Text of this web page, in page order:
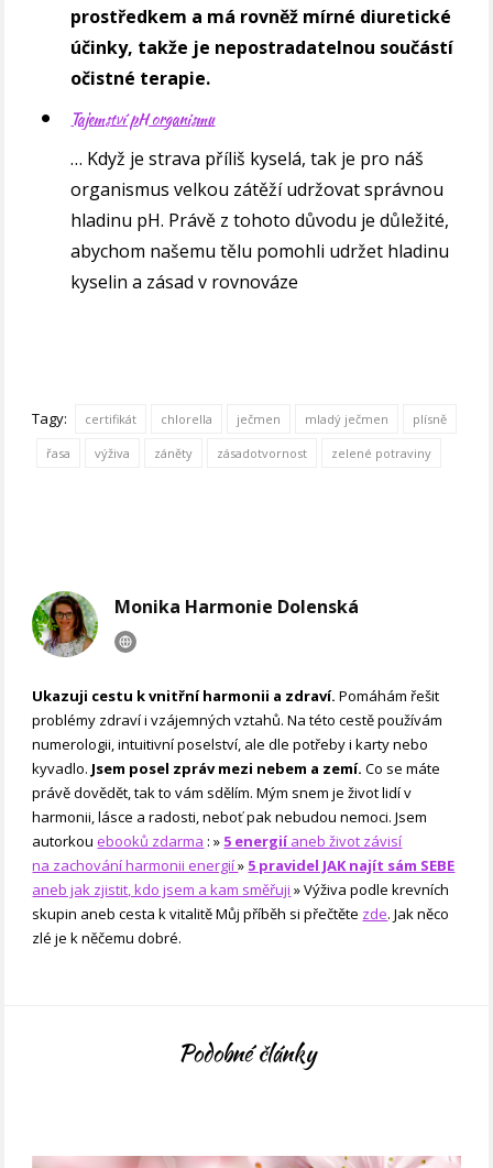
prostředkem a má rovněž mírné diuretické
účinky, takže je nepostradatelnou součástí
očistné terapie.
Tajemství pH organismu
… Když je strava příliš kyselá, tak je pro náš
organismus velkou zátěží udržovat správnou
hladinu pH. Právě z tohoto důvodu je důležité,
abychom našemu tělu pomohli udržet hladinu
kyselin a zásad v rovnováze
Tagy: certifikát chlorella ječmen mladý ječmen plísně
řasa výživa záněty zásadotvornost zelené potraviny
Monika Harmonie Dolenská
Ukazuji cestu k vnitřní harmonii a zdraví. Pomáhám řešit
problémy zdraví i vzájemných vztahů. Na této cestě používám
numerologii, intuitivní poselství, ale dle potřeby i karty nebo
kyvadlo. Jsem posel zpráv mezi nebem a zemí. Co se máte
právě dovědět, tak to vám sdělím. Mým snem je život lidí v
harmonii, lásce a radosti, neboť pak nebudou nemoci. Jsem
autorkouebooků zdarma : » 5 energiíaneb život závisí
na zachování harmonii energií» 5 pravidel JAK najít sám SEBE
aneb jak zjistit, kdo jsem a kam směřuji » Výživa podle krevních
skupin aneb cesta k vitalitě Můj příběh si přečtěte zde. Jak něco
zlé je k něčemu dobré.
Podobné články